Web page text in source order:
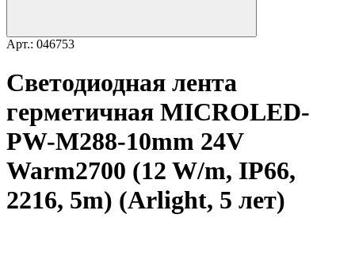
Арт.: 046753
Светодиодная лента
герметичная MICROLED-
PW-M288-10mm 24V
Warm2700 (12 W/m, IP66,
2216, 5m) (Arlight, 5 лет)